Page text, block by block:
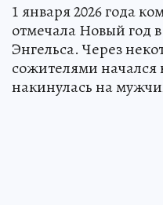
1 января 2026 года
отмечала Новый год
Энгельса. Через
сожителями
накинулась на